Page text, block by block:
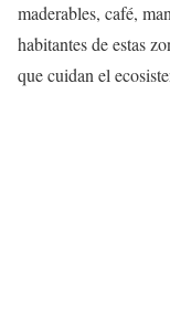
maderables, café,
habitantes de estas
que cuidan el